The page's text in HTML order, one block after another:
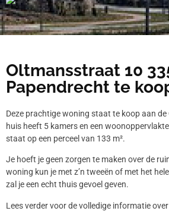
Oltmansstraat 10
Papendrecht te
Deze prachtige woning staat te koop aan
huis heeft 5 kamers en een
staat op een perceel van 133 m².
Je hoeft je geen zorgen te maken over de
woning kun je met z’n tweeën of met het
zal je een echt thuis gevoel geven.
Lees verder voor de volledige informatie